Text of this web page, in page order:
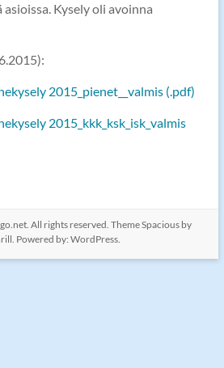
Kysely oli avoinna
2015_pienet__valmis (.pdf)
2015_kkk_ksk_isk_valmis
. All rights reserved. ThemeSpaciousby
Powered by:WordPress.